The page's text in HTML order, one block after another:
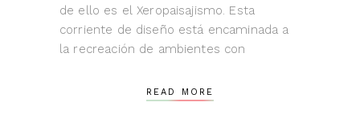
de ello es el Xeropaisajismo. Esta
corriente de diseño está encaminada a
la recreación de ambientes con
READ MORE